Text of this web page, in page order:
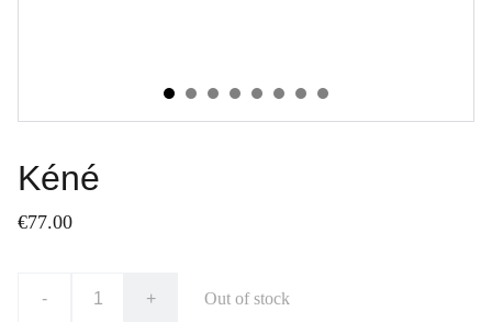
Kéné
€77.00
- + Out of stock